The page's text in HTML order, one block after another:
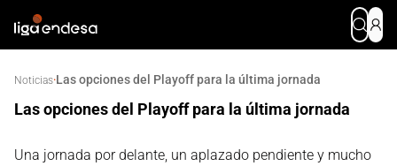
Noticias·Las opciones del Playoff para la última jornada
Las opciones del Playoff para la última jornada
Una jornada por delante, un aplazado pendiente y mucho